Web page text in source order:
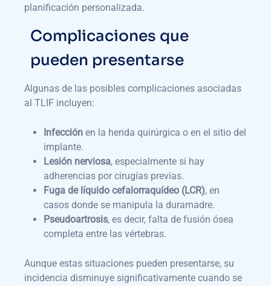
planificación personalizada.
Complicaciones que
pueden presentarse
Algunas de las posibles complicaciones asociadas
al TLIF incluyen:
Infección en la herida quirúrgica o en el sitio del
implante.
Lesión nerviosa, especialmente si hay
adherencias por cirugías previas.
Fuga de líquido cefalorraquídeo (LCR), en
casos donde se manipula la duramadre.
Pseudoartrosis, es decir, falta de fusión ósea
completa entre las vértebras.
Aunque estas situaciones pueden presentarse, su
incidencia disminuye significativamente cuando se